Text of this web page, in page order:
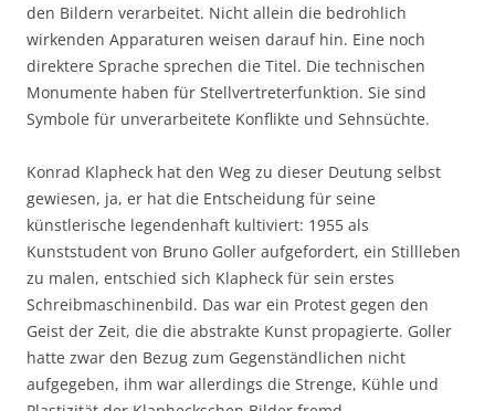
den Bildern verarbeitet. Nicht allein die bedrohlich
wirkenden Apparaturen weisen darauf hin. Eine noch
direktere Sprache sprechen die Titel. Die technischen
Monumente haben für Stellvertreterfunktion. Sie sind
Symbole für unverarbeitete Konflikte und Sehnsüchte.
Konrad Klapheck hat den Weg zu dieser Deutung selbst
gewiesen, ja, er hat die Entscheidung für seine
künstlerische legendenhaft kultiviert: 1955 als
Kunststudent von Bruno Goller aufgefordert, ein Stillleben
zu malen, entschied sich Klapheck für sein erstes
Schreibmaschinenbild. Das war ein Protest gegen den
Geist der Zeit, die die abstrakte Kunst propagierte. Goller
hatte zwar den Bezug zum Gegenständlichen nicht
aufgegeben, ihm war allerdings die Strenge, Kühle und